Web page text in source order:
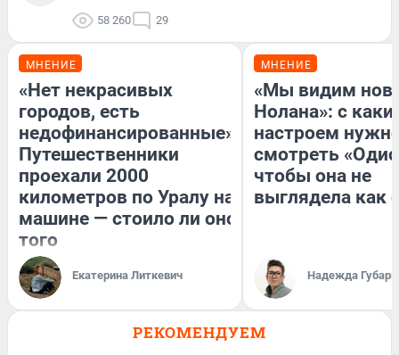
58 260 29
МНЕНИЕ
«Нет некрасивых
городов, есть
недофинансированные».
Путешественники
проехали 2000
километров по Уралу на
машине — стоило ли оно
того
Екатерина Литкевич
МНЕНИЕ
«Мы видим
Нолана»: с
настроем
смотреть
чтобы она не
выглядела как
Надежда Губарь
РЕКОМЕНДУЕМ